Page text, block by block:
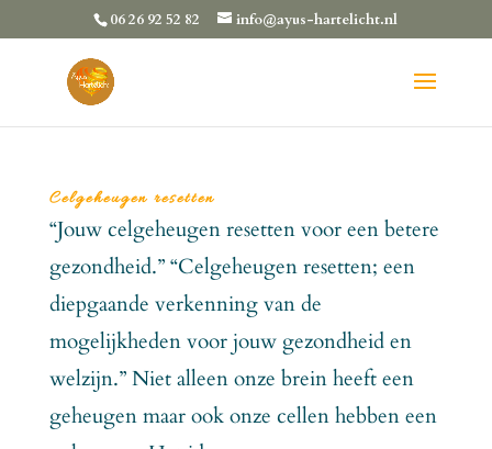
06 26 92 52 82 info@ayus-hartelicht.nl
Celgeheugen resetten
“Jouw celgeheugen resetten voor een betere
gezondheid.” “Celgeheugen resetten; een
diepgaande verkenning van de
mogelijkheden voor jouw gezondheid en
welzijn.” Niet alleen onze brein heeft een
geheugen maar ook onze cellen hebben een